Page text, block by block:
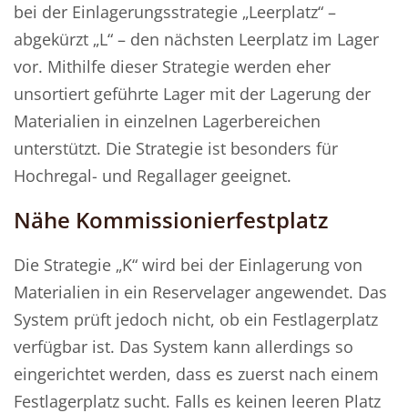
bei der Einlagerungsstrategie „Leerplatz“ –
abgekürzt „L“ – den nächsten Leerplatz im Lager
vor. Mithilfe dieser Strategie werden eher
unsortiert geführte Lager mit der Lagerung der
Materialien in einzelnen Lagerbereichen
unterstützt. Die Strategie ist besonders für
Hochregal- und Regallager geeignet.
Nähe Kommissionierfestplatz
Die Strategie „K“ wird bei der Einlagerung von
Materialien in ein Reservelager angewendet. Das
System prüft jedoch nicht, ob ein Festlagerplatz
verfügbar ist. Das System kann allerdings so
eingerichtet werden, dass es zuerst nach einem
Festlagerplatz sucht. Falls es keinen leeren Platz